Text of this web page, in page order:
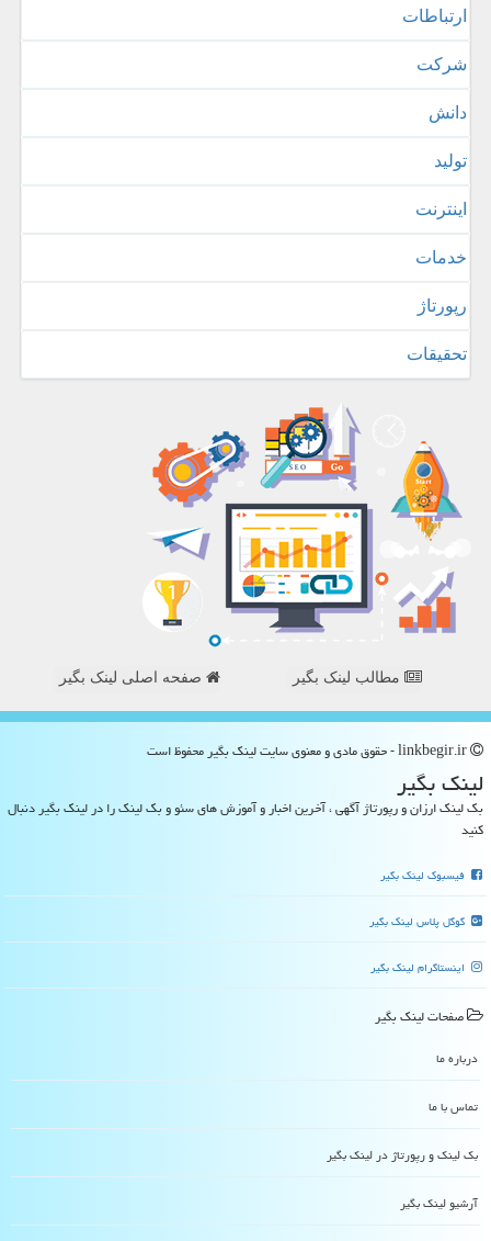
ارتباطات
شركت
دانش
تولید
اینترنت
خدمات
رپورتاژ
تحقیقات
مطالب لینک بگیر صفحه اصلی لینک بگیر
لینك بگیر
بک لینک ارزان و رپورتاژ آگهی ، آخرین اخبار و آموزش های سئو و بک لینک را در لینک بگیر دنبال
کنید
فیسبوک لینک بگیر
گوگل پلاس لینک بگیر
اینستاگرام لینک بگیر
صفحات لینك بگیر
درباره ما
تماس با ما
بک لینک و رپورتاژ در لینك بگیر
آرشیو لینك بگیر